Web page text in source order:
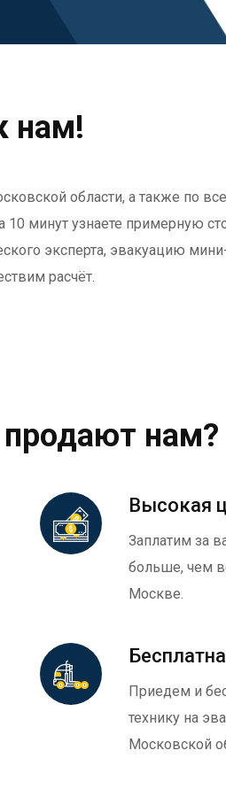
нам!
области, а также по
10 минут узнаете примерную
эксперта, эвакуацию
расчёт.
нам?
Высокая
Заплатим за
больше, чем
Москве.
Приедем и
технику на
Московской